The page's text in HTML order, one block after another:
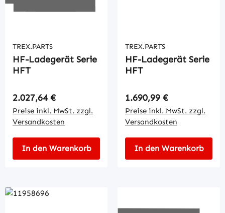
TREX.PARTS
HF-Ladegerät Serie
HFT
Regulärer Preis:
2.027,64 €
Preise inkl. MwSt. zzgl.
Versandkosten
In den Warenkorb
TREX.PARTS
HF-Ladegerät Serie
HFT
Regulärer Preis:
1.690,99 €
Preise inkl. MwSt. zzgl.
Versandkosten
In den Warenkorb